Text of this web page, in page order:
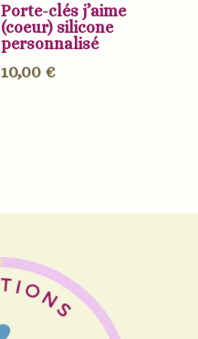
Porte-clés j’aime
(coeur) silicone
personnalisé
10,00 €